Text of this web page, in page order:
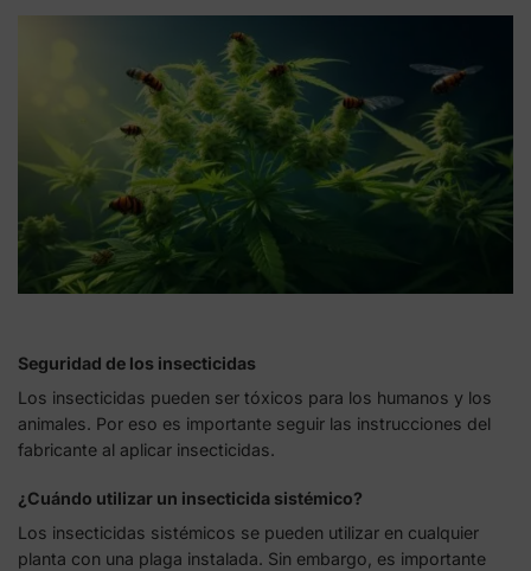
Seguridad de los insecticidas
Los insecticidas pueden ser tóxicos para los humanos y los
animales. Por eso es importante seguir las instrucciones del
fabricante al aplicar insecticidas.
¿Cuándo utilizar un insecticida sistémico?
Los insecticidas sistémicos se pueden utilizar en cualquier
planta con una plaga instalada. Sin embargo, es importante